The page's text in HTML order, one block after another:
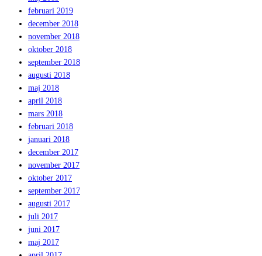
februari 2019
december 2018
november 2018
oktober 2018
september 2018
augusti 2018
maj 2018
april 2018
mars 2018
februari 2018
januari 2018
december 2017
november 2017
oktober 2017
september 2017
augusti 2017
juli 2017
juni 2017
maj 2017